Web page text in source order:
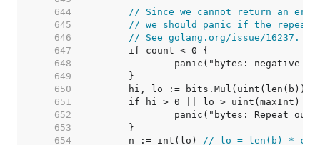
   644
// Since we cannot return an
   645
// we should panic if the repeat
   646
// See golang.org/issue/16237.
   647
   648
   649
   650
   651
   652
   653
   654
	n := int(lo)
// lo = len(b) *